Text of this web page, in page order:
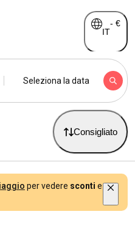
IT
- €
Seleziona la data
Consigliato
per vedere sconti e